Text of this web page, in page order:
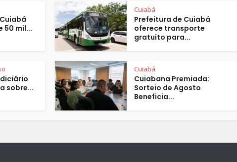
50 mil...
Cuiabá
Prefeitura de Cuiabá
oferece transporte
gratuito para...
sobre...
Cuiabá
Cuiabana Premiada:
Sorteio de Agosto
Beneficia...